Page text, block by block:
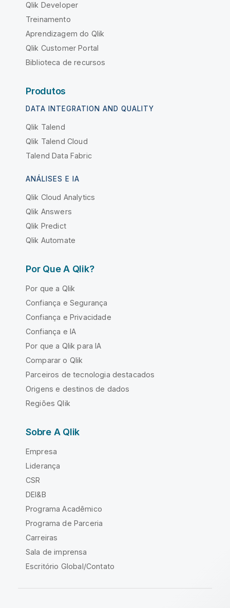
Qlik Developer
Treinamento
Aprendizagem do Qlik
Qlik Customer Portal
Biblioteca de recursos
Produtos
DATA INTEGRATION AND QUALITY
Qlik Talend
Qlik Talend Cloud
Talend Data Fabric
ANÁLISES E IA
Qlik Cloud Analytics
Qlik Answers
Qlik Predict
Qlik Automate
Por Que A Qlik?
Por que a Qlik
Confiança e Segurança
Confiança e Privacidade
Confiança e IA
Por que a Qlik para IA
Comparar o Qlik
Parceiros de tecnologia destacados
Origens e destinos de dados
Regiões Qlik
Sobre A Qlik
Empresa
Liderança
CSR
DEI&B
Programa Acadêmico
Programa de Parceria
Carreiras
Sala de imprensa
Escritório Global/Contato